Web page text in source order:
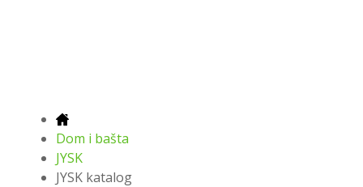
Dom i bašta
JYSK
JYSK katalog